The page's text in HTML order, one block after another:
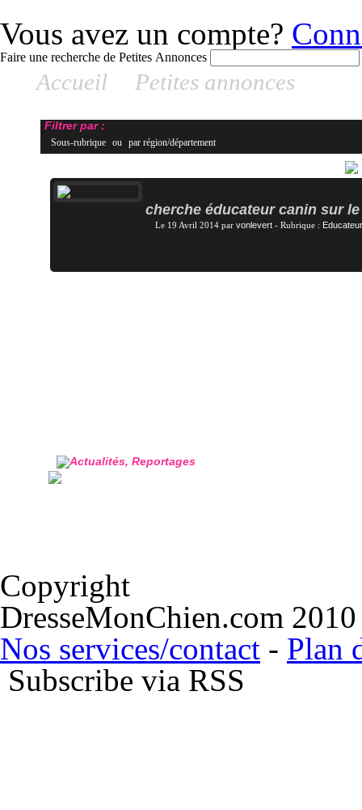
Vous avez un compte?
Faire une recherche de Petites Annonces
Accueil Petites annonces
Filtrer par :
Sous-rubrique ou par région/département
cherche éducateur canin sur le
Le 19 Avril 2014 par vonlevert - Rubrique :
Vo...
Copyright
DresseMonChien.com
Nos services/contact - Plan
Subscribe via RSS